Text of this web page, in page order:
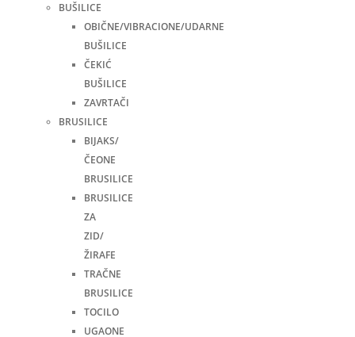
BUŠILICE
OBIČNE/VIBRACIONE/UDARNE
BUŠILICE
ČEKIĆ
BUŠILICE
ZAVRTAČI
BRUSILICE
BIJAKS/
ČEONE
BRUSILICE
BRUSILICE
ZA
ZID/
ŽIRAFE
TRAČNE
BRUSILICE
TOCILO
UGAONE